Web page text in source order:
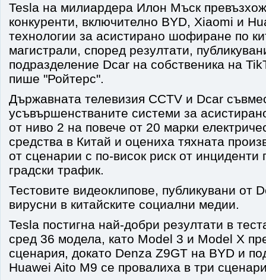
Tesla на милиардера Илон Мъск
конкуренти, включително BYD, Xiaomi и
технологии за асистирано шофиране по
магистрали, според резултати,
подразделение Dcar на собственика на
пише "Ройтерс".
Държавната телевизия CCTV и Dcar
усъвършенстваните системи за
от ниво 2 на повече от 20 марки
средства в Китай и оцениха тяхната
от сценарии с по-висок риск от инциденти
градски трафик.
Тестовите видеоклипове, публикувани от
вирусни в китайските социални медии.
Tesla постигна най-добри резултати в
сред 36 модела, като Model 3 и Model X
сценария, докато Denza Z9GT на BYD и
Huawei Aito M9 се провалиха в три